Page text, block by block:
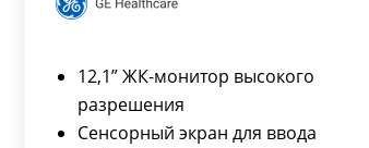
12,1” ЖК-монитор высокого
разрешения
Сенсорный экран для ввода